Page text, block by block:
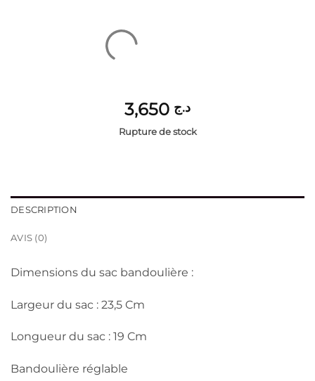
د.ج
Rupture de stock
DESCRIPTION
AVIS (0)
Dimensions du sac bandoulière :
Largeur du sac : 23,5 Cm
Longueur du sac : 19 Cm
Bandoulière réglable